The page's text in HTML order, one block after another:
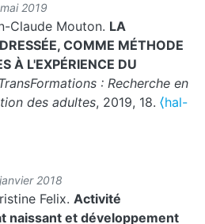
2019
Claude Mouton. LA
COMME MÉTHODE
À L'EXPÉRIENCE DU
TransFormations : Recherche en
des adultes, 2019, 18. ⟨hal-
2018
Felix. Activité
naissant et développement